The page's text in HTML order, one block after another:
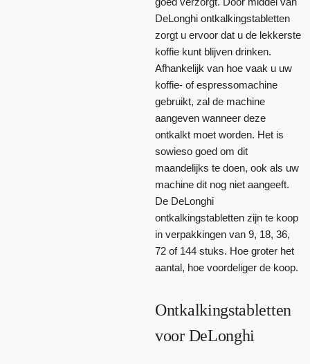
DeLonghi ontkalkingstabletten
zorgt u ervoor dat u de lekkerste
koffie kunt blijven drinken.
Afhankelijk van hoe vaak u uw
koffie- of espressomachine
gebruikt, zal de machine
aangeven wanneer deze
ontkalkt moet worden. Het is
sowieso goed om dit
maandelijks te doen, ook als uw
machine dit nog niet aangeeft.
De DeLonghi
ontkalkingstabletten zijn te koop
in verpakkingen van 9, 18, 36,
72 of 144 stuks. Hoe groter het
aantal, hoe voordeliger de koop.
Ontkalkingstabletten
voor DeLonghi